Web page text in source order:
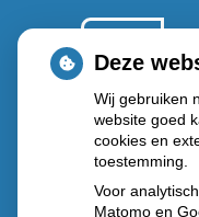
Herhaal
recepten
Deze
Wij gebruiken
website goed
cookies en
toestemming.
Voor
Matomo en